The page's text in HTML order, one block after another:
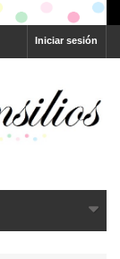
Iniciar sesión